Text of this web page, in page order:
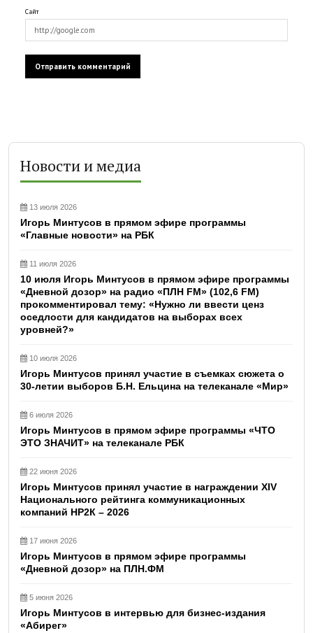
Сайт
Новости и медиа
13 июля 2026
Игорь Минтусов в прямом эфире программы
«Главные новости» на РБК
11 июля 2026
10 июля Игорь Минтусов в прямом эфире программы
«Дневной дозор» на радио «ПЛН FM» (102,6 FM)
прокомментировал тему: «Нужно ли ввести ценз
оседлости для кандидатов на выборах всех
уровней?»
10 июля 2026
Игорь Минтусов принял участие в съемках сюжета о
30-летии выборов Б.Н. Ельцина на телеканале «Мир»
6 июля 2026
Игорь Минтусов в прямом эфире программы «ЧТО
ЭТО ЗНАЧИТ» на телеканале РБК
22 июня 2026
Игорь Минтусов принял участие в награждении XIV
Национального рейтинга коммуникационных
компаний НР2К – 2026
17 июня 2026
Игорь Минтусов в прямом эфире программы
«Дневной дозор» на ПЛН.ФМ
5 июня 2026
Игорь Минтусов в интервью для бизнес-издания
«Абирег»